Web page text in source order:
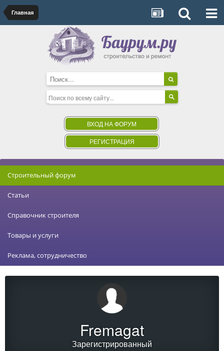
Главная
ВХОД НА ФОРУМ
РЕГИСТРАЦИЯ
Строительный форум
Статьи
Справочник строителя
Товары и услуги
Реклама, сотрудничество
Fremagat
Зарегистрированный